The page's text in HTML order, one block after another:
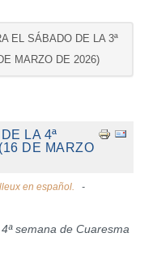
EL SÁBADO DE LA 3ª
MARZO DE 2026)
LA 4ª
DE MARZO
en español.
semana de Cuaresma